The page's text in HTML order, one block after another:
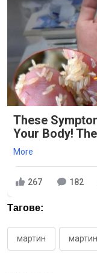
These
Your Body!
More
267 182
Тагове:
мартин